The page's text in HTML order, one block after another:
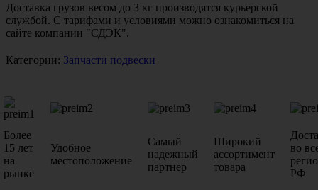
Доставка грузов весом до 3 кг производятся курьерской
службой. С тарифами и условиями можно ознакомиться на
сайте компании "СДЭК".
Категории: Запчасти подвески
Более
15 лет
на
рынке
Удобное
местоположение
Самый
надежный
партнер
Широкий
ассортимент
товара
во
РФ